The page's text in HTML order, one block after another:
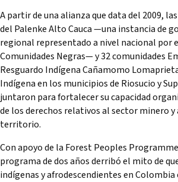
Briefing Papers
Legal Submissions
Declarations
Annual Reports
A partir de una alianza que data del 2009, las
del Palenke Alto Cauca —una instancia de
regional representado a nivel nacional por
Comunidades Negras— y 32 comunidades
Resguardo Indígena Cañamomo
Indígena en los municipios de Riosucio y
juntaron para fortalecer su capacidad
de los derechos relativos al sector minero y
territorio.
Con apoyo de la Forest Peoples Programme
programa de dos años derribó el mito de
indígenas y afrodescendientes en Colombia